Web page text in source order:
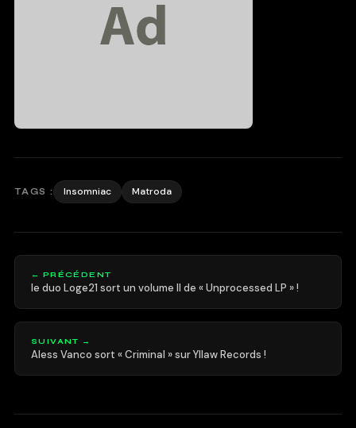
TAGS : Insomniac Matroda
← PRÉCÉDENT
le duo Loge21 sort un volume II de « Unprocessed LP » !
SUIVANT →
Aless Vanco sort « Criminal » sur Yllaw Records !